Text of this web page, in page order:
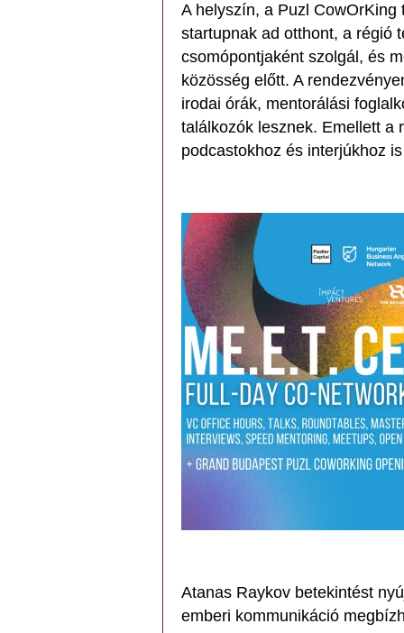
A helyszín, a Puzl
startupnak ad otthont, a régió
csomópontjaként szolgál, és
közösség előtt. A
irodai órák, mentorálási
találkozók lesznek. Emellett a
podcastokhoz és interjúkhoz
Atanas Raykov betekintést
emberi kommunikáció